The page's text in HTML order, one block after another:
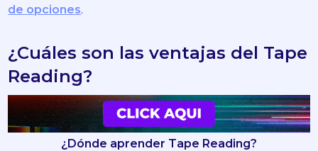
de opciones.
¿Cuáles son las ventajas del Tape
Reading?
¿Dónde aprender Tape Reading?